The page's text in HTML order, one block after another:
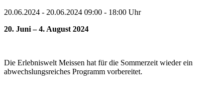
20.06.2024 - 20.06.2024 09:00 - 18:00 Uhr
20. Juni – 4. August 2024
Die Erlebniswelt Meissen hat für die Sommerzeit wieder ein
abwechslungsreiches Programm vorbereitet.